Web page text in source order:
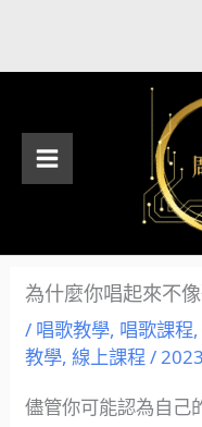
為什麼你唱起來不
/ 唱歌教學, 唱歌課程
教學,線上課程 /
儘管你可能認為自己